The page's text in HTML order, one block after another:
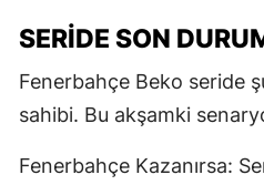
SERIDE SON
Fenerbahçe Beko seride
sahibi. Bu akşamki
Fenerbahçe Kazanırsa: